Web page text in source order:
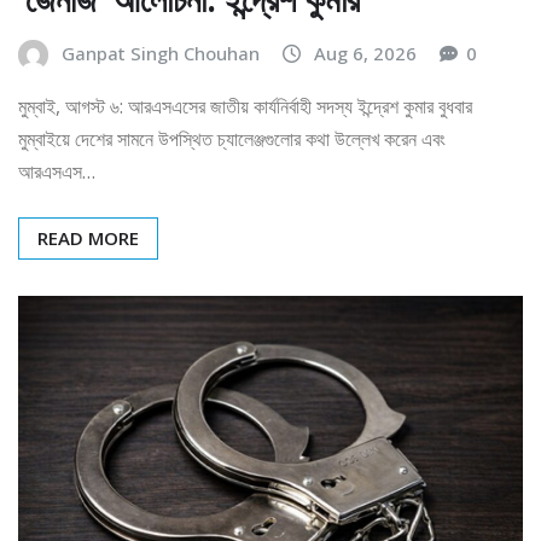
Ganpat Singh Chouhan Aug 6, 2026 0
মুম্বাই, আগস্ট ৬: আরএসএসের জাতীয় কার্যনির্বাহী সদস্য ইন্দ্রেশ কুমার বুধবার
মুম্বাইয়ে দেশের সামনে উপস্থিত চ্যালেঞ্জগুলোর কথা উল্লেখ করেন এবং
আরএসএস…
READ MORE